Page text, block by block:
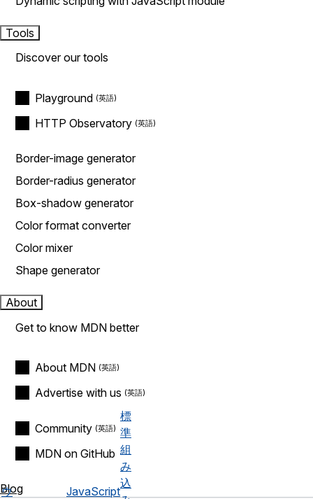
Tools
Discover our tools
Playground
HTTP Observatory
Border-image generator
Border-radius generator
Box-shadow generator
Color format converter
Color mixer
Shape generator
About
Get to know MDN better
About MDN
Advertise with us
Community
MDN on GitHub
Blog
ウ
JavaScript
標
準
組
み
込